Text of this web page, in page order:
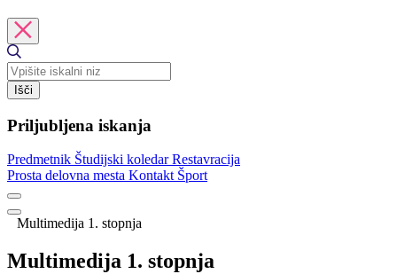
Išči
Priljubljena iskanja
Predmetnik Študijski koledarRestavracija
Prosta delovna mesta Kontakt Šport
Multimedija 1. stopnja
Multimedija 1. stopnja